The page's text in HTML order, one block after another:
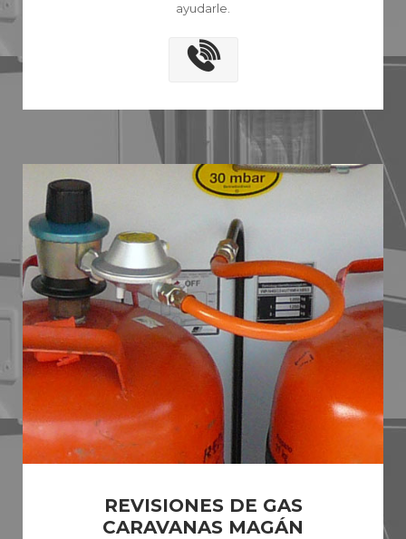
ayudarle.
REVISIONES DE GAS
CARAVANAS MAGÁN